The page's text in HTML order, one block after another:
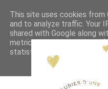
This site uses cookies
and to analyze traffic. Your
shared with Google along
metrics to ensure quality of
statistics, and to detect and